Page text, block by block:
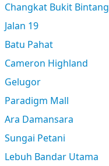
Changkat Bukit Bintang
Jalan 19
Batu Pahat
Cameron Highland
Gelugor
Paradigm Mall
Ara Damansara
Sungai Petani
Lebuh Bandar Utama